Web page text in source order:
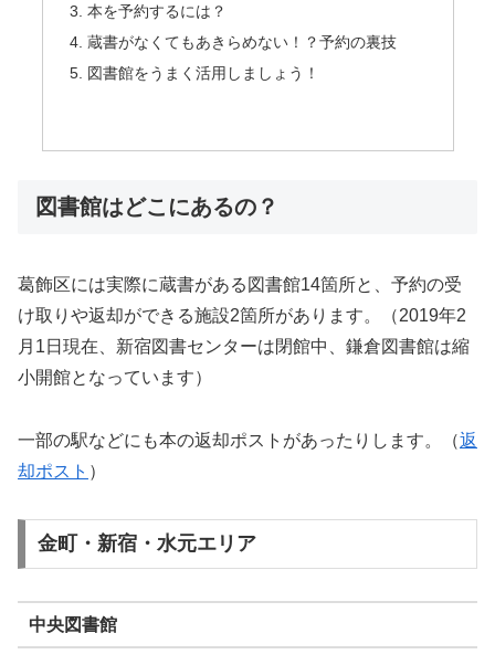
本を予約するには？
蔵書がなくてもあきらめない！？予約の裏技
図書館をうまく活用しましょう！
図書館はどこにあるの？
葛飾区には実際に蔵書がある図書館14箇所と、予約の受
け取りや返却ができる施設2箇所があります。（2019年2
月1日現在、新宿図書センターは閉館中、鎌倉図書館は縮
小開館となっています）
一部の駅などにも本の返却ポストがあったりします。（返
却ポスト ）
金町・新宿・水元エリア
中央図書館